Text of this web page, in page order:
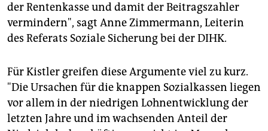
der Rentenkasse und damit der Beitragszahler
vermindern", sagt Anne Zimmermann, Leiterin
des Referats Soziale Sicherung bei der DIHK.
Für Kistler greifen diese Argumente viel zu kurz.
"Die Ursachen für die knappen Sozialkassen liegen
vor allem in der niedrigen Lohnentwicklung der
letzten Jahre und im wachsenden Anteil der